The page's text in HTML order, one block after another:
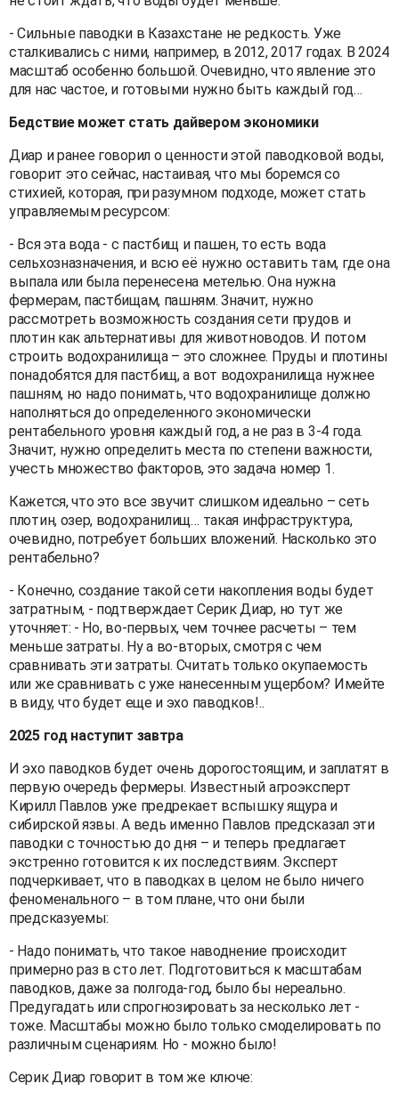
- Сильные паводки в Казахстане не редкость. Уже
сталкивались с ними, например, в 2012, 2017 годах. В 2024
масштаб особенно большой. Очевидно, что явление это
для нас частое, и готовыми нужно быть каждый год…
Бедствие может стать дайвером экономики
Диар и ранее говорил о ценности этой паводковой воды,
говорит это сейчас, настаивая, что мы боремся со
стихией, которая, при разумном подходе, может стать
управляемым ресурсом:
- Вся эта вода - с пастбищ и пашен, то есть вода
сельхозназначения, и всю её нужно оставить там, где она
выпала или была перенесена метелью. Она нужна
фермерам, пастбищам, пашням. Значит, нужно
рассмотреть возможность создания сети прудов и
плотин как альтернативы для животноводов. И потом
строить водохранилища – это сложнее. Пруды и плотины
понадобятся для пастбищ, а вот водохранилища нужнее
пашням, но надо понимать, что водохранилище должно
наполняться до определенного экономически
рентабельного уровня каждый год, а не раз в 3-4 года.
Значит, нужно определить места по степени важности,
учесть множество факторов, это задача номер 1.
Кажется, что это все звучит слишком идеально – сеть
плотин, озер, водохранилищ… такая инфраструктура,
очевидно, потребует больших вложений. Насколько это
рентабельно?
- Конечно, создание такой сети накопления воды будет
затратным, - подтверждает Серик Диар, но тут же
уточняет: - Но, во-первых, чем точнее расчеты – тем
меньше затраты. Ну а во-вторых, смотря с чем
сравнивать эти затраты. Считать только окупаемость
или же сравнивать с уже нанесенным ущербом? Имейте
в виду, что будет еще и эхо паводков!..
2025 год наступит завтра
И эхо паводков будет очень дорогостоящим, и заплатят в
первую очередь фермеры. Известный агроэксперт
Кирилл Павлов уже предрекает вспышку ящура и
сибирской язвы. А ведь именно Павлов предсказал эти
паводки с точностью до дня – и теперь предлагает
экстренно готовится к их последствиям. Эксперт
подчеркивает, что в паводках в целом не было ничего
феноменального – в том плане, что они были
предсказуемы:
- Надо понимать, что такое наводнение происходит
примерно раз в сто лет. Подготовиться к масштабам
паводков, даже за полгода-год, было бы нереально.
Предугадать или спрогнозировать за несколько лет -
тоже. Масштабы можно было только смоделировать по
различным сценариям. Но - можно было!
Серик Диар говорит в том же ключе: